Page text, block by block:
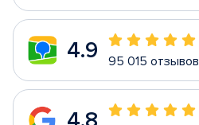
4.9 95 015 отзывов